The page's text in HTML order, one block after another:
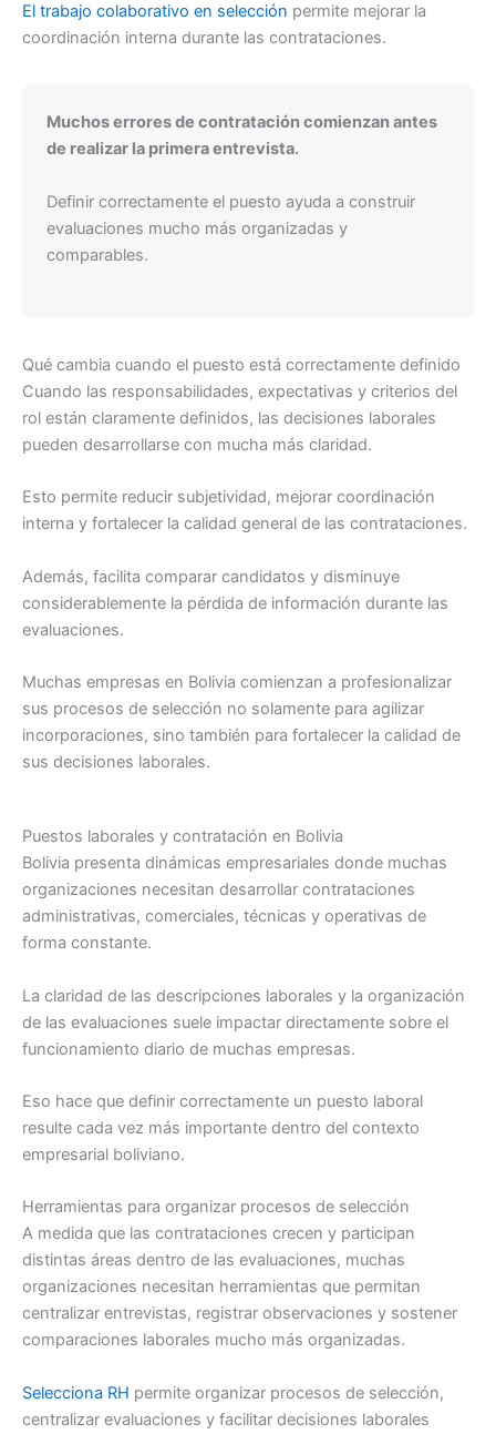
El trabajo colaborativo en selección permite mejorar la
coordinación interna durante las contrataciones.
Muchos errores de contratación comienzan antes
de realizar la primera entrevista.
Definir correctamente el puesto ayuda a construir
evaluaciones mucho más organizadas y
comparables.
Qué cambia cuando el puesto está correctamente definido
Cuando las responsabilidades, expectativas y criterios del
rol están claramente definidos, las decisiones laborales
pueden desarrollarse con mucha más claridad.
Esto permite reducir subjetividad, mejorar coordinación
interna y fortalecer la calidad general de las contrataciones.
Además, facilita comparar candidatos y disminuye
considerablemente la pérdida de información durante las
evaluaciones.
Muchas empresas en Bolivia comienzan a profesionalizar
sus procesos de selección no solamente para agilizar
incorporaciones, sino también para fortalecer la calidad de
sus decisiones laborales.
Puestos laborales y contratación en Bolivia
Bolivia presenta dinámicas empresariales donde muchas
organizaciones necesitan desarrollar contrataciones
administrativas, comerciales, técnicas y operativas de
forma constante.
La claridad de las descripciones laborales y la organización
de las evaluaciones suele impactar directamente sobre el
funcionamiento diario de muchas empresas.
Eso hace que definir correctamente un puesto laboral
resulte cada vez más importante dentro del contexto
empresarial boliviano.
Herramientas para organizar procesos de selección
A medida que las contrataciones crecen y participan
distintas áreas dentro de las evaluaciones, muchas
organizaciones necesitan herramientas que permitan
centralizar entrevistas, registrar observaciones y sostener
comparaciones laborales mucho más organizadas.
Selecciona RH permite organizar procesos de selección,
centralizar evaluaciones y facilitar decisiones laborales